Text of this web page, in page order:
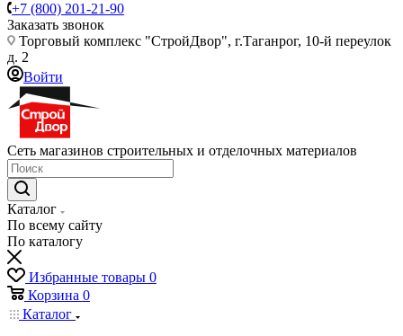
+7 (800) 201-21-90
Заказать звонок
Торговый комплекс "СтройДвор", г.Таганрог, 10-й переулок
д. 2
Войти
Сеть магазинов строительных и отделочных материалов
Каталог
По всему сайту
По каталогу
Избранные товары 0
Корзина 0
Каталог